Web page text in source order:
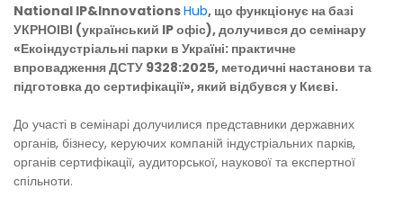
National IP&InnovationsHub, що функціонує на базі
УКРНОІВІ (український IP офіс), долучився до семінару
«Екоіндустріальні парки в Україні: практичне
впровадження ДСТУ 9328:2025, методичні настанови та
підготовка до сертифікації», який відбувся у Києві.
До участі в семінарі долучилися представники державних
органів, бізнесу, керуючих компаній індустріальних парків,
органів сертифікації, аудиторської, наукової та експертної
спільноти.